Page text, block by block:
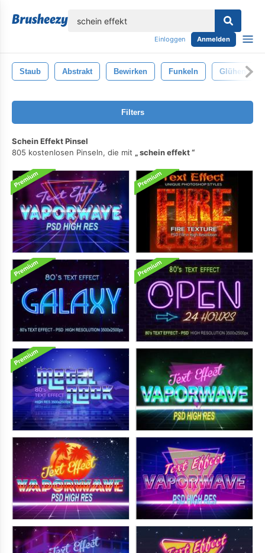
Einloggen Anmelden
Staub Abstrakt Bewirken Funkeln Glühen
Filters
Schein Effekt Pinsel
805 kostenlosen Pinseln, die mit
schein effekt